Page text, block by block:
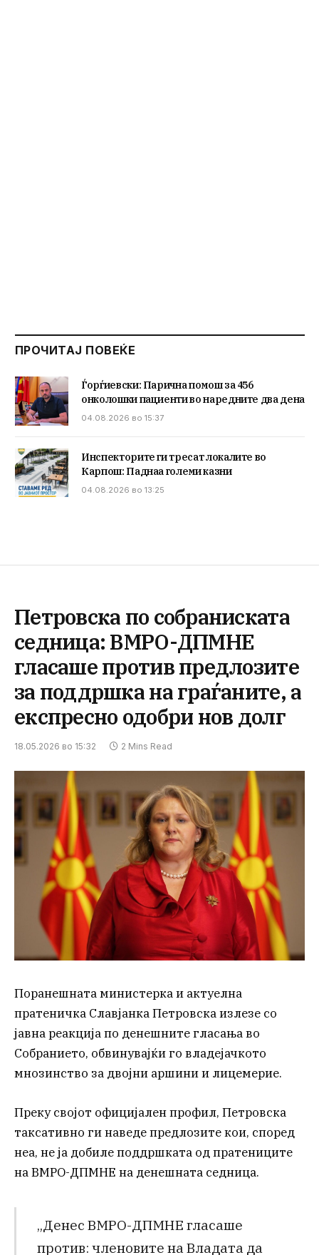
ПРОЧИТАЈ ПОВЕЌЕ
Ѓорѓиевски: Парична помош за 456
онколошки пациенти во наредните два дена
04.08.2026 во 15:37
Инспекторите ги тресат локалите во
Карпош: Паднаа големи казни
04.08.2026 во 13:25
Петровска по собраниската
седница: ВМРО-ДПМНЕ
гласаше против предлозите
за поддршка на граѓаните, а
експресно одобри нов долг
18.05.2026 во 15:32 2 Mins Read
Поранешната министерка и актуелна
пратеничка Славјанка Петровска излезе со
јавна реакција по денешните гласања во
Собранието, обвинувајќи го владејачкото
мнозинство за двојни аршини и лицемерие.
Преку својот официјален профил, Петровска
таксативно ги наведе предлозите кои, според
неа, не ја добиле поддршката од пратениците
на ВМРО-ДПМНЕ на денешната седница.
„Денес ВМРО-ДПМНЕ гласаше
против: членовите на Владата да